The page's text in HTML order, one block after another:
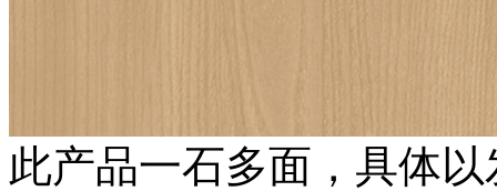
此产品一石多面，具体